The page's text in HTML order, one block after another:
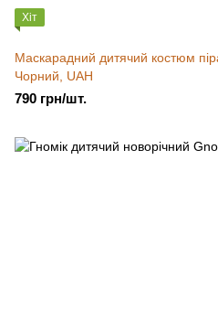
Хіт
Маскарадний дитячий костюм
Чорний, UAH
790 грн/шт.